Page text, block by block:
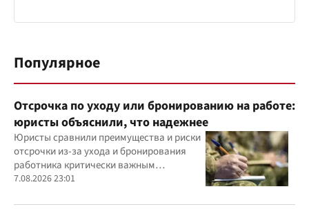
Популярное
Отсрочка по уходу или бронированию на работе:
юристы объяснили, что надежнее
Юристы сравнили преимущества и риски
отсрочки из-за ухода и бронирования
работника критически важным
предприятием
7.08.2026 23:01